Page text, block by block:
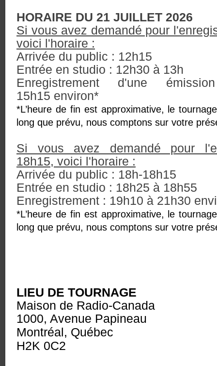
HORAIRE DU 21 JUILLET 2026
Si vous avez demandé pour
voici l'horaire :
Arrivée du public : 12h15
Entrée en studio : 12h30 à 13h
Enregistrement d'une
15h15 environ*
*L’heure de fin est approximative, le
long que prévu, nous comptons sur votre
Si vous avez demandé pour
18h15, voici l'horaire :
Arrivée du public : 18h-18h15
Entrée en studio : 18h25 à 18h55
Enregistrement : 19h10 à 21h30
*L’heure de fin est approximative, le
long que prévu, nous comptons sur votre
LIEU DE TOURNAGE
Maison de Radio-Canada
1000, Avenue Papineau
Montréal, Québec
H2K 0C2